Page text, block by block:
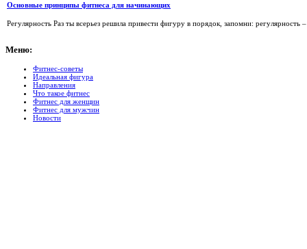
Основные принципы фитнеса для начинающих
Регулярность Раз ты всерьез решила привести фигуру в порядок, запомни:
Меню:
Фитнес-советы
Идеальная фигура
Направления
Что такое фитнес
Фитнес для женщин
Фитнес для мужчин
Новости